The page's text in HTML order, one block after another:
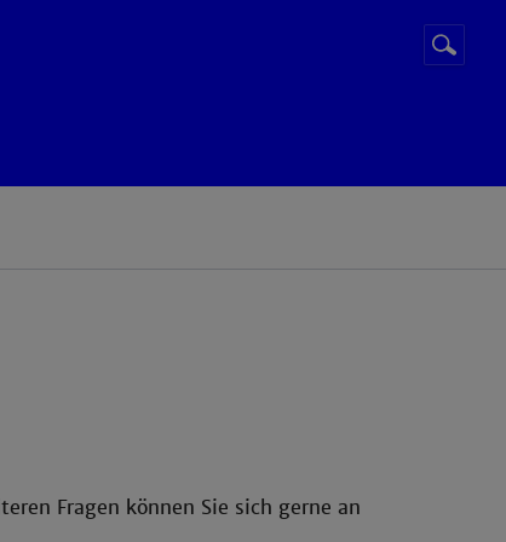
Suche
starten
Fragen können Sie sich gerne an